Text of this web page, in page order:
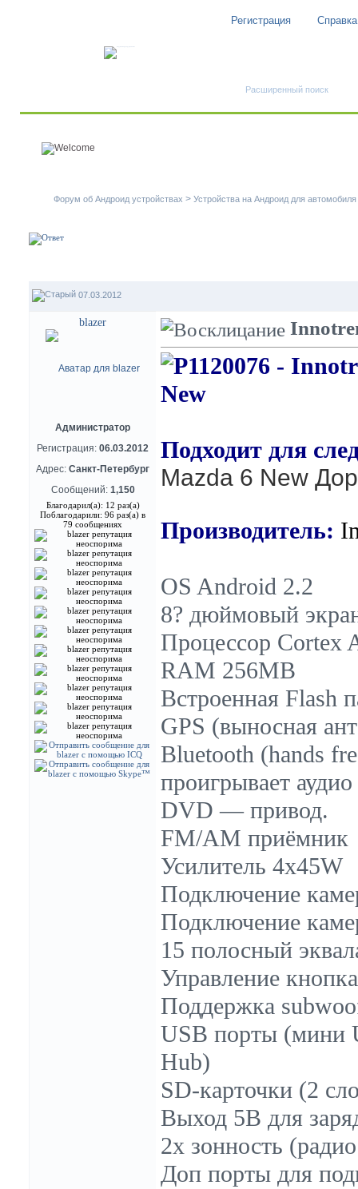
Регистрация Справка
Расширенный поиск
Форум об Андроид устройствах > Устройства на Андроид для автомобиля
07.03.2012
blazer
Администратор
Регистрация: 06.03.2012
Адрес: Санкт-Петербург
Сообщений: 1,150
Благодарил(а): 12 раз(а)
Поблагодарили: 96 раз(а) в
79 сообщениях
Подходит для
Mazda 6 New Дор
Производитель:
OS Android 2.2
8? дюймовый
Процессор Cortex
RAM 256MB
Встроенная Flash
GPS (выносная
Bluetooth (hands
проигрывает
DVD — привод.
FM/AM приёмник
Усилитель 4x45W
Подключение
Подключение
15 полосный
Управление
Поддержка
USB порты (мини
Hub)
SD-карточки (2
Выход 5В для
2х зонность
Доп порты для